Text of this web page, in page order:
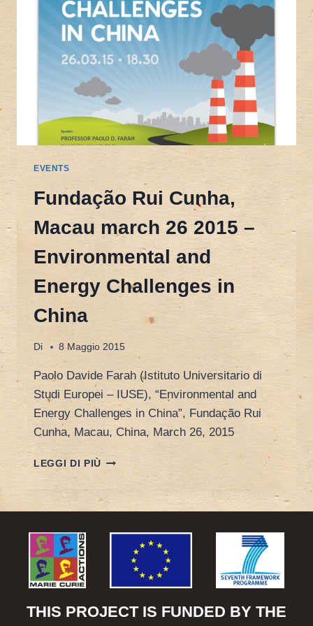
EVENTS
Fundação Rui Cunha,
Macau march 26 2015 –
Environmental and
Energy Challenges in
China
Di 8 Maggio 2015
Paolo Davide Farah (Istituto Universitario di
Studi Europei – IUSE), “Environmental and
Energy Challenges in China”, Fundação Rui
Cunha, Macau, China, March 26, 2015
LEGGI DI PIÙ FUNDAÇÃO
RUI
CUNHA,
MACAU
26
ENVIRONMENTAL
ENERGY
THIS PROJECT IS FUNDED BY THE